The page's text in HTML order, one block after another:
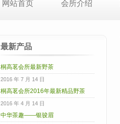
网站首页 会所介绍
最新产品
桐高茗会所最新野茶
2016 年 7 月 14 日
桐高茗会所2016年最新精品野茶
2016 年 4 月 14 日
中华茶趣——银骏眉